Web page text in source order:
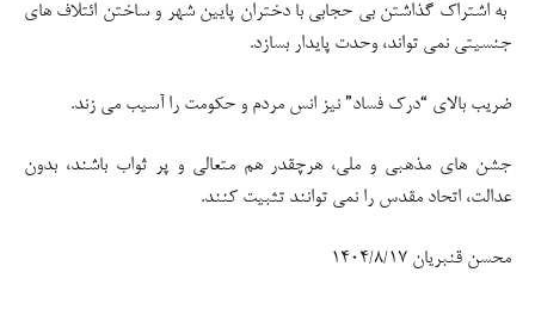
به اشتراک گذاشتن بی حجابی با دختران پایین شهر و ساختن ائتلاف های
جنسیتی نمی تواند، وحدت پایدار بسازد.
ضریب بالای “درک فساد” نیز انس مردم و حکومت را آسیب می زند.
جشن های مذهبی و ملی، هرچقدر هم متعالی و پر ثواب باشند، بدون
عدالت، اتحاد مقدس را نمی توانند تثبیت کنند.
محسن قنبریان ۱۴۰۴/۸/۱۷